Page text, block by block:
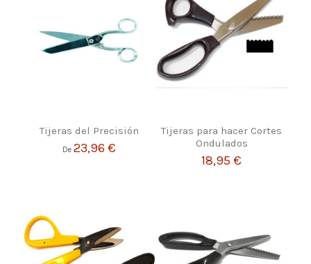
Tijeras del Precisión
De23,96 €
Tijeras para hacer Cortes
Ondulados
18,95 €